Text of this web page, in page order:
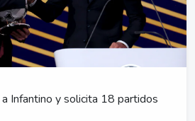
Infantino y solicita 18 partidos